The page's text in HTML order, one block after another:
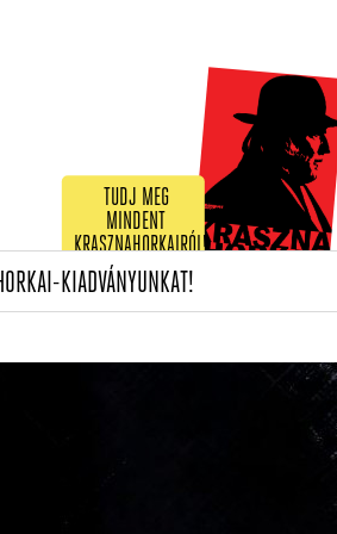
TUDJ MEG
MINDENT
KRASZNAHORKAIRÓL!
KIADVÁNYUNKAT!(CURRENT)